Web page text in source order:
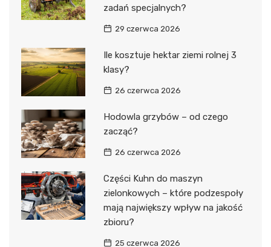
zadań specjalnych?
29 czerwca 2026
Ile kosztuje hektar ziemi rolnej 3
klasy?
26 czerwca 2026
Hodowla grzybów – od czego
zacząć?
26 czerwca 2026
Części Kuhn do maszyn
zielonkowych – które podzespoły
mają największy wpływ na jakość
zbioru?
25 czerwca 2026